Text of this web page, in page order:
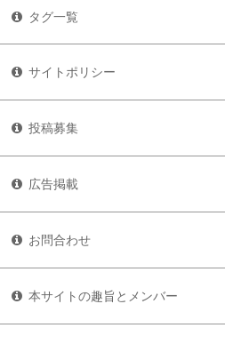
タグ一覧
サイトポリシー
投稿募集
広告掲載
お問合わせ
本サイトの趣旨とメンバー